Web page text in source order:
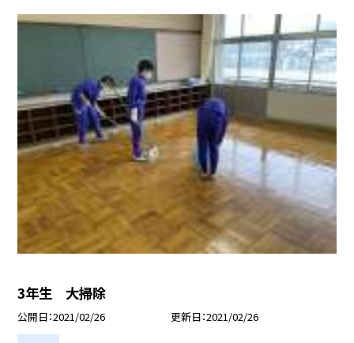
3年生 大掃除
公開日 2021/02/26 更新日 2021/02/26